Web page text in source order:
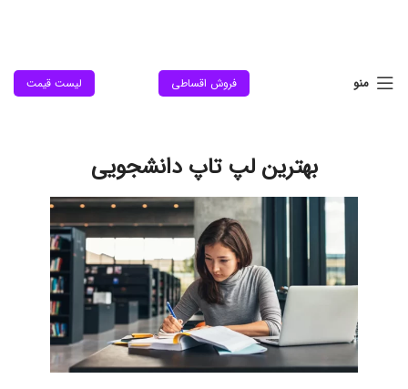
منو فروش اقساطی لیست قیمت
بهترین لپ تاپ دانشجویی